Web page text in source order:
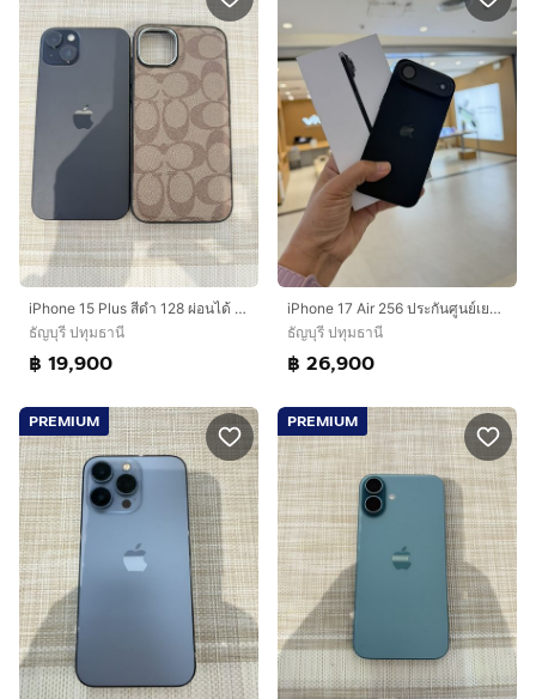
iPhone 15 Plus สีดำ 128 ผ่อนได้ รับเทิร์น
ธัญบุรี ปทุมธานี
฿ 19,900
iPhone 17 Air 256 ประกันศูนย์เยอะมาก ผ่อนได้ รับเทิร์น
ธัญบุรี ปทุมธานี
฿ 26,900
PREMIUM PREMIUM